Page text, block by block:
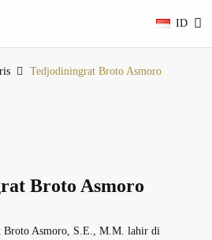
ID
Tedjodiningrat Broto Asmoro
Broto Asmoro
Broto Asmoro, S.E., M.M. lahir di